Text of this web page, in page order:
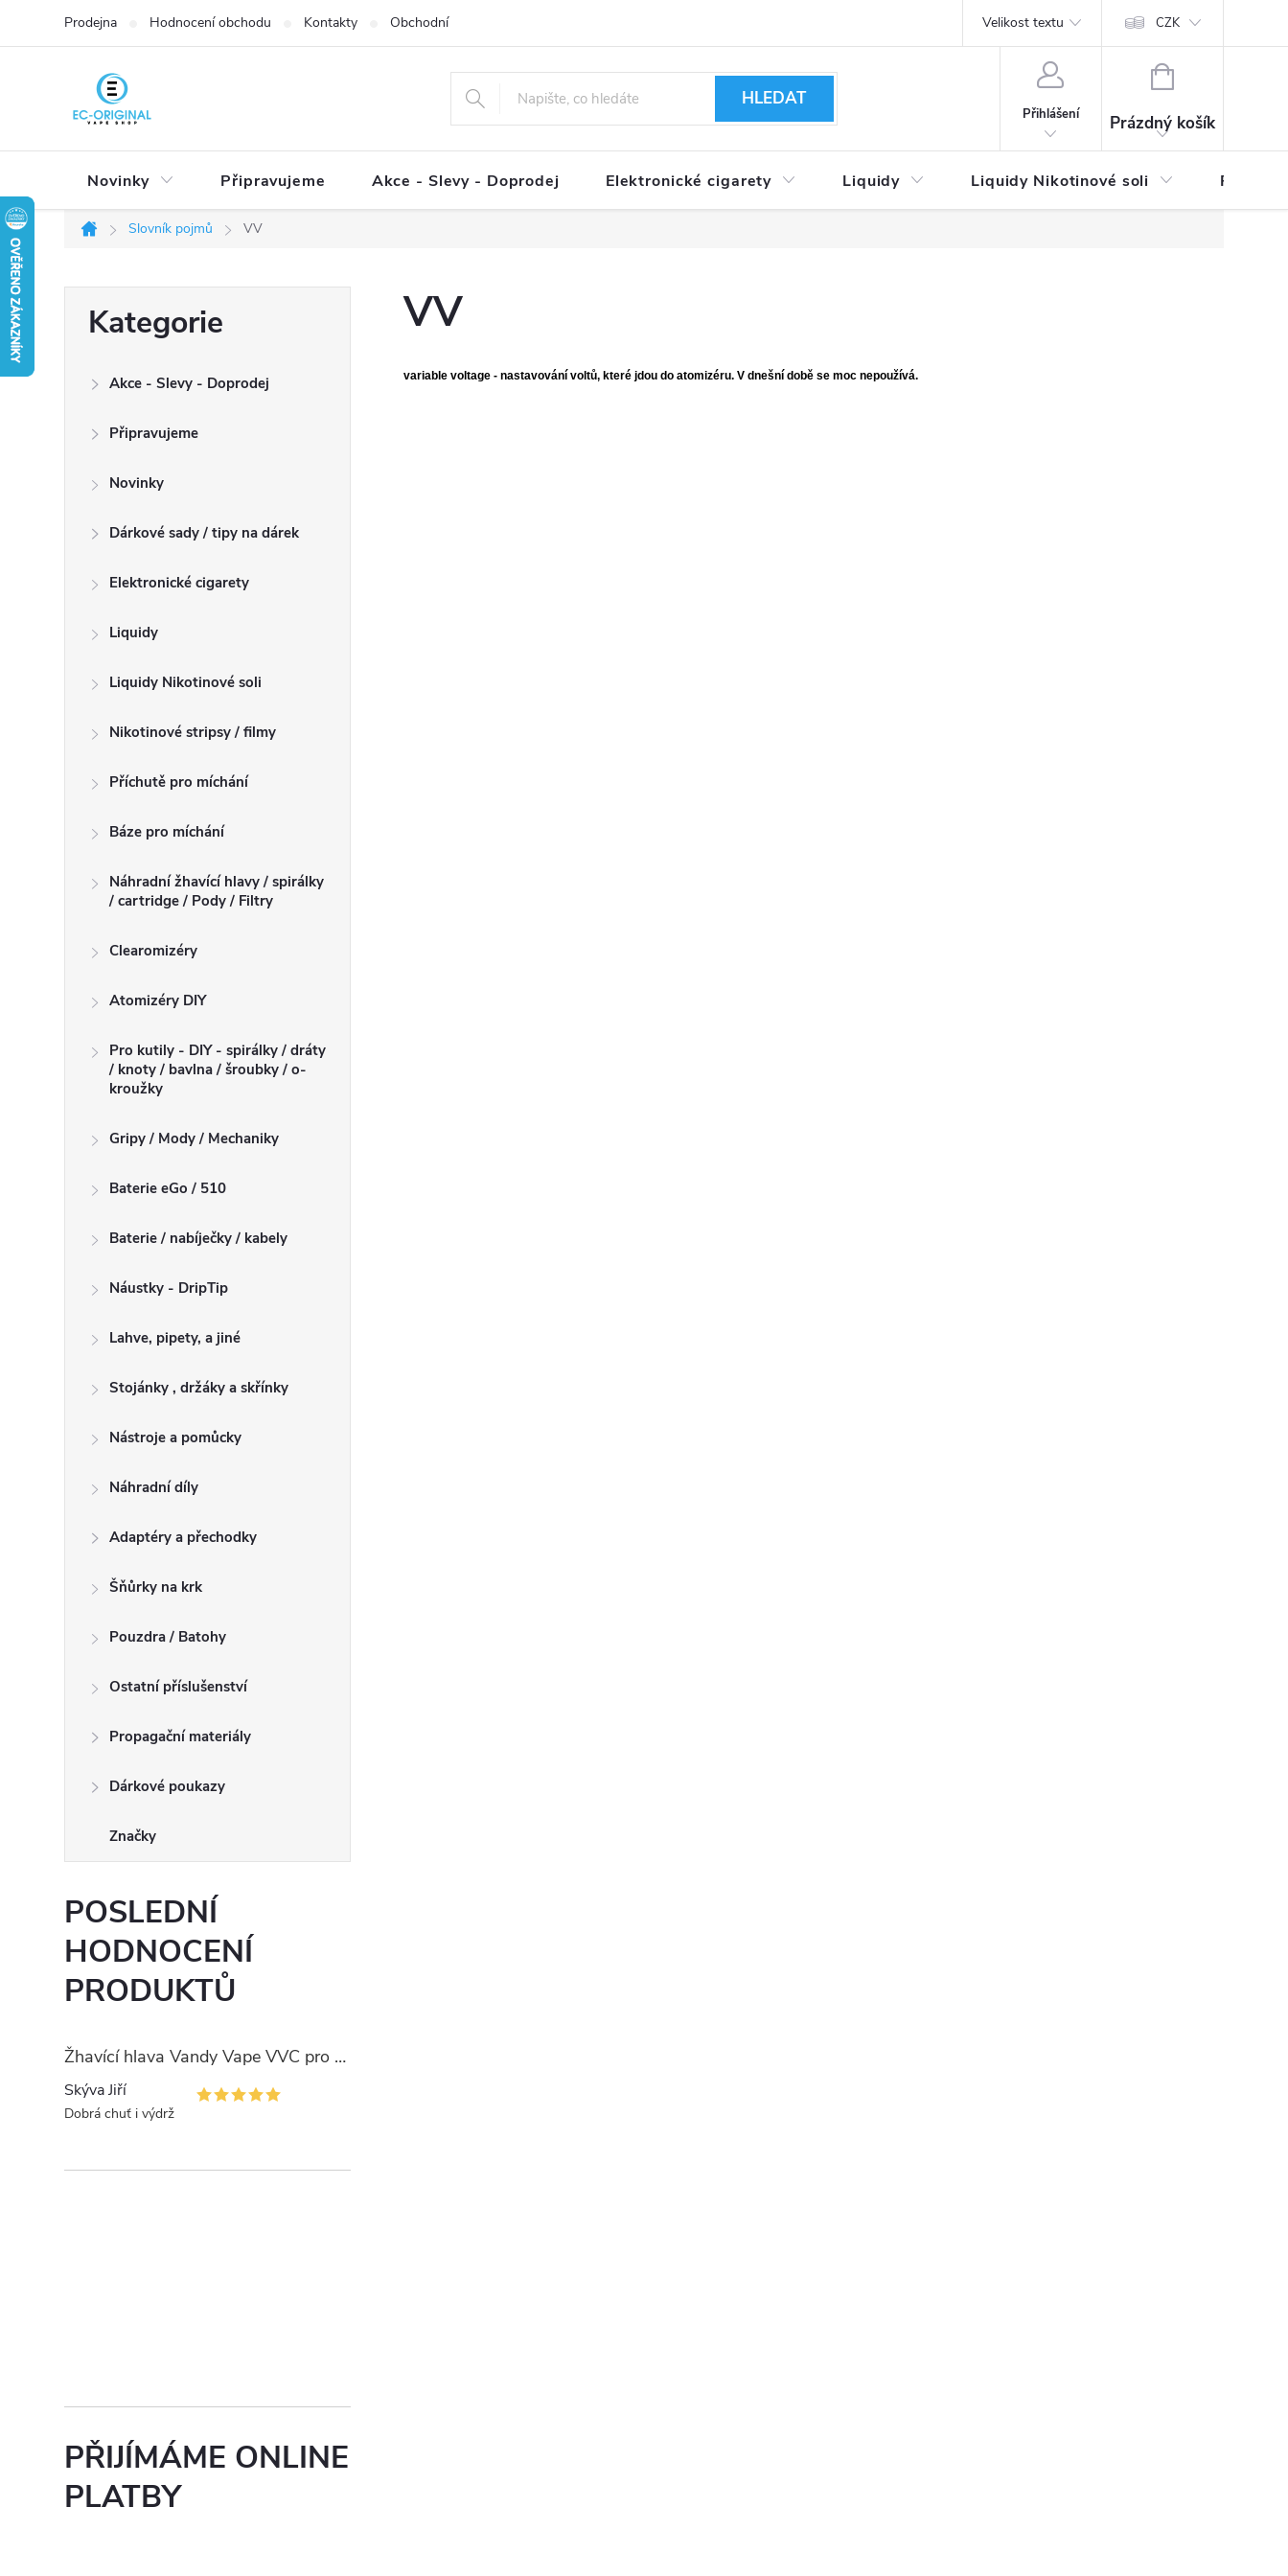
Prodejna Hodnocení obchodu Kontakty Obchodní podmínky Reklamační řád Vrácení zboží a reklamace
Velikost textu CZK
HLEDAT
Přihlášení
NÁKUPNÍ
Prázdný košík
Novinky Připravujeme Akce - Slevy - Doprodej Elektronické cigarety Liquidy Liquidy Nikotinové soli
Domů
Slovník pojmů VV
kategorie
Kategorie
Akce - Slevy - Doprodej
Připravujeme
Novinky
Dárkové sady / tipy na dárek
Elektronické cigarety
Liquidy
Liquidy Nikotinové soli
Nikotinové stripsy / filmy
Příchutě pro míchání
Báze pro míchání
Náhradní žhavící hlavy / spirálky
/ cartridge / Pody / Filtry
Clearomizéry
Atomizéry DIY
Pro kutily - DIY - spirálky / dráty
/ knoty / bavlna / šroubky / o-
kroužky
Gripy / Mody / Mechaniky
Baterie eGo / 510
Baterie / nabíječky / kabely
Náustky - DripTip
Lahve, pipety, a jiné
Stojánky , držáky a skřínky
Nástroje a pomůcky
Náhradní díly
Adaptéry a přechodky
Šňůrky na krk
Pouzdra / Batohy
Ostatní příslušenství
Propagační materiály
Dárkové poukazy
Značky
POSLEDNÍ
HODNOCENÍ
PRODUKTŮ
Žhavící hlava Vandy Vape VVC pro PULSE
Skýva Jiří
Dobrá chuť i výdrž
PŘIJÍMÁME ONLINE
PLATBY
VV
variable voltage - nastavování voltů, které jdou do atomizéru. V dnešní době se moc nepoužívá.